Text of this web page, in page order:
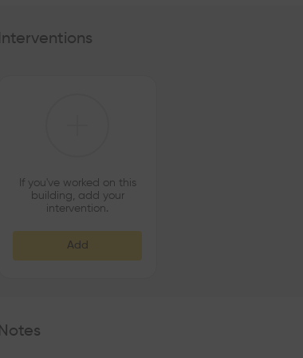
Interventions
If you've worked on this
building, add your
intervention.
Add
Notes